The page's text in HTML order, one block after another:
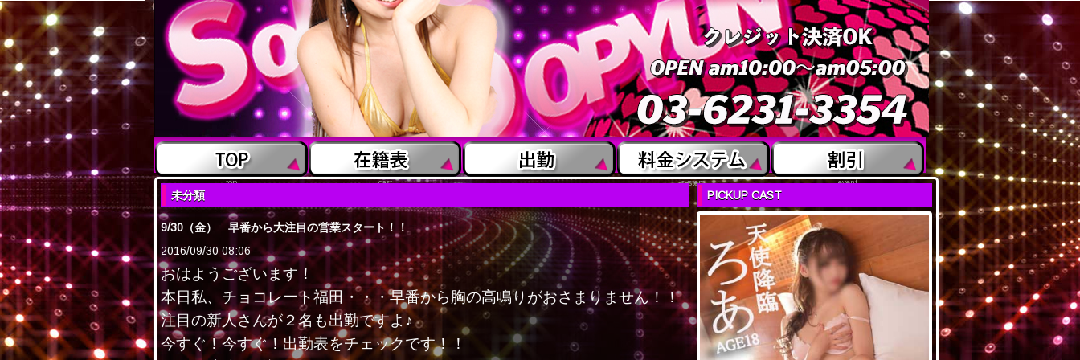
top cast system event
未分類
9/30（金） 早番から大注目の営業スタート！！
2016/09/30 08:06
おはようございます！
本日私、チョコレート福田・・・早番から胸の高鳴りがおさまりません！！
注目の新人さんが２名も出勤ですよ♪
今すぐ！今すぐ！出勤表をチェックです！！
PICKUP CAST